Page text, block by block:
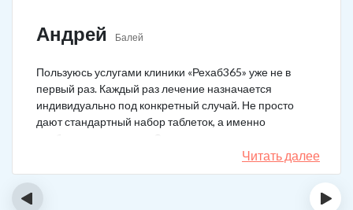
Андрей Балей
Пользуюсь услугами клиники «Рехаб365» уже не в
первый раз. Каждый раз лечение назначается
индивидуально под конкретный случай. Не просто
дают стандартный набор таблеток, а именно
подбирается лечение. Специально сравнил
назначения, они отличаются. Клиника делает скидку
на последующие вызовы за оставленный отзыв! Я
Читать далее
‹ ›